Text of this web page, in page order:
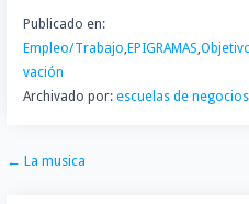
Publicado en:
Empleo/Trabajo,EPIGRAMAS,
vación
Archivado por: escuelas de negocios
Navegación
← La musica